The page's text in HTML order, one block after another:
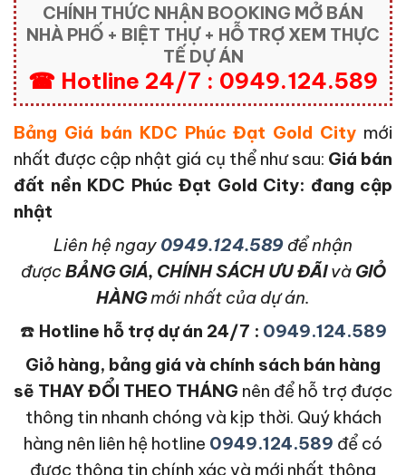
CHÍNH THỨC NHẬN BOOKING MỞ BÁN
NHÀ PHỐ + BIỆT THỰ + HỖ TRỢ XEM THỰC
TẾ DỰ ÁN
☎ Hotline 24/7 : 0949.124.589
Bảng Giá bán KDC Phúc Đạt Gold City mới
nhất được cập nhật giá cụ thể như sau: Giá bán
đất nền KDC Phúc Đạt Gold City: đang cập
nhật
Liên hệ ngay 0949.124.589 để nhận
được BẢNG GIÁ, CHÍNH SÁCH ƯU ĐÃIvàGIỎ
HÀNGmới nhất của dự án.
☎️ Hotline hỗ trợ dự án 24/7 : 0949.124.589
Giỏ hàng, bảng giá và chính sách bán hàng
sẽ THAY ĐỔI THEO THÁNG nên để hỗ trợ được
thông tin nhanh chóng và kịp thời. Quý khách
hàng nên liên hệ hotline 0949.124.589 để có
được thông tin chính xác và mới nhất thông